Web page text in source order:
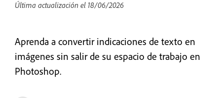
Última actualización el 18/06/2026
Aprenda a convertir indicaciones de texto en
imágenes sin salir de su espacio de trabajo en
Photoshop.